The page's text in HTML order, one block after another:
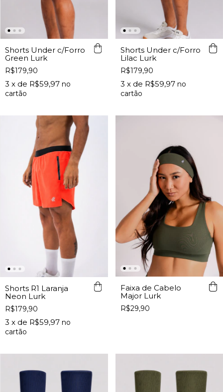
Shorts Under c/Forro
Green Lurk
R$179,90
3 x de R$59,97
Shorts Under c/Forro
Lilac Lurk
R$179,90
3 x de R$59,97
Shorts R1 Laranja
Neon Lurk
R$179,90
3 x de R$59,97
Faixa de Cabelo
Major Lurk
R$29,90